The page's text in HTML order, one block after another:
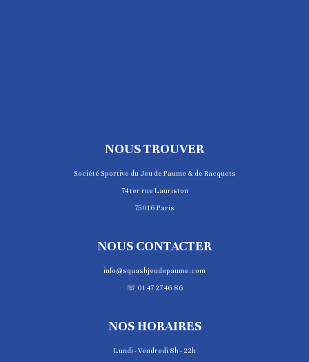
NOUS TROUVER
Société Sportive du Jeu de Paume & de Racquets
74 ter rue Lauriston
75016 Paris
NOUS CONTACTER
info@squashjeudepaume.com
☏ 01 47 27 46 86
NOS HORAIRES
Lundi - Vendredi 8h - 22h